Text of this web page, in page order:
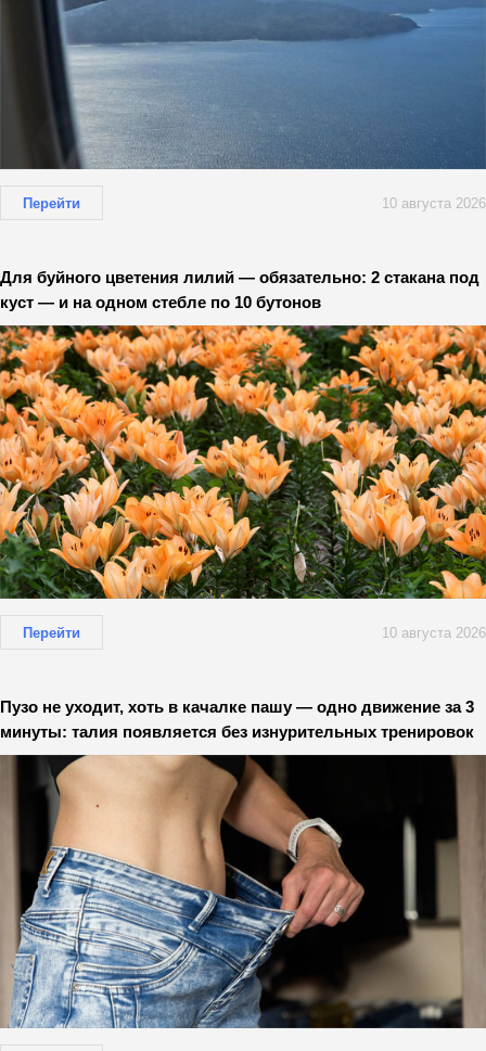
Перейти 10 августа 2026
Для буйного цветения лилий — обязательно: 2 стакана под
куст — и на одном стебле по 10 бутонов
Перейти 10 августа 2026
Пузо не уходит, хоть в качалке пашу — одно движение за 3
минуты: талия появляется без изнурительных тренировок